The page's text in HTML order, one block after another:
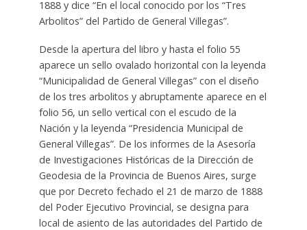
1888 y dice “En el local conocido por los “Tres
Arbolitos” del Partido de General Villegas”.
Desde la apertura del libro y hasta el folio 55
aparece un sello ovalado horizontal con la leyenda
“Municipalidad de General Villegas” con el diseño
de los tres arbolitos y abruptamente aparece en el
folio 56, un sello vertical con el escudo de la
Nación y la leyenda “Presidencia Municipal de
General Villegas”. De los informes de la Asesoría
de Investigaciones Históricas de la Dirección de
Geodesia de la Provincia de Buenos Aires, surge
que por Decreto fechado el 21 de marzo de 1888
del Poder Ejecutivo Provincial, se designa para
local de asiento de las autoridades del Partido de